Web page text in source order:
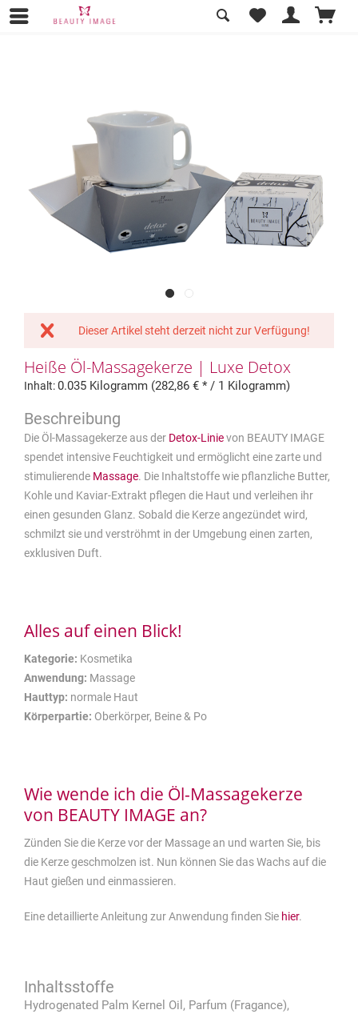
Übersicht Produktlinien
Dieser Artikel steht derzeit nicht zur Verfügung!
Heiße Öl-Massagekerze | Luxe Detox
Inhalt:0.035 Kilogramm (282,86 € * / 1 Kilogramm)
Die Öl-Massagekerze aus der Detox-Linievon BEAUTY IMAGE
spendet intensive Feuchtigkeit und ermöglicht eine zarte und
stimulierende Massage. Die Inhaltstoffe wie pflanzliche Butter,
Kohle und Kaviar-Extrakt pflegen die Haut und verleihen ihr
einen gesunden Glanz. Sobald die Kerze angezündet wird,
schmilzt sie und verströhmt in der Umgebung einen zarten,
exklusiven Duft.
Alles auf einen Blick!
Kategorie: Kosmetika
Anwendung: Massage
Hauttyp: normale Haut
Körperpartie: Oberkörper, Beine & Po
Wie wende ich die Öl-Massagekerze
von BEAUTY IMAGE an?
Zünden Sie die Kerze vor der Massage an und warten Sie, bis
die Kerze geschmolzen ist. Nun können Sie das Wachs auf die
Haut gießen und einmassieren.
Eine detaillierte Anleitung zur Anwendung finden Sie hier.
Hydrogenated Palm Kernel Oil, Parfum (Fragance),